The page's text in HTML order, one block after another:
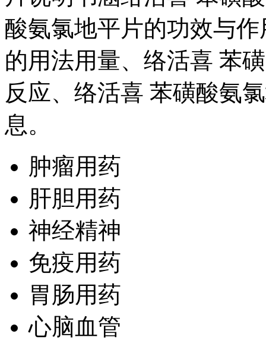
酸氨氯地平片的功效与
的用法用量、络活喜 苯
反应、络活喜 苯磺酸氨
息。
肿瘤用药
肝胆用药
神经精神
免疫用药
胃肠用药
心脑血管